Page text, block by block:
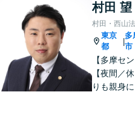
事故、相続
産など幅
しますの
を。
村田 望
村田・西山
東京
都
|
多
市
【多摩セ
【夜間／
りも親身